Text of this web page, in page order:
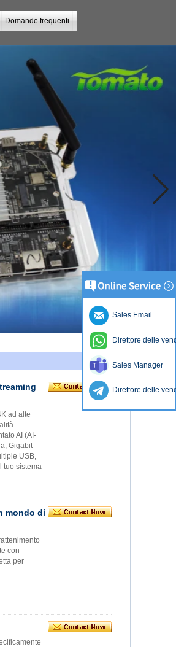
Domande frequenti
ad alte
AI (AI-
Gigabit
USB,
tuo sistema
mondo di
con
per
Sales Email
Direttore delle
Sales Manager
Direttore delle